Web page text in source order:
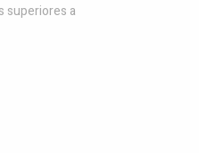
superiores a